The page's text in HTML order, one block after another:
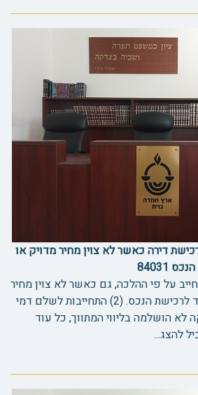
דירה כאשר לא צוין מחיר מדויק או
על פי ההלכה, גם כאשר לא צוין מחיר
מדויק או חלף זמן רב עד לרכישת הנכס. (2) התחייבות לשלם דמי
הושלמה בליווי המתווך, כל עוד
להצג...